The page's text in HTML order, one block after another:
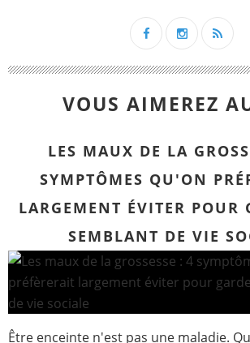
VOUS AIMEREZ
LES MAUX DE LA
SYMPTÔMES QU'ON
LARGEMENT ÉVITER POUR
SEMBLANT DE VIE
Être enceinte n'est pas une maladie.